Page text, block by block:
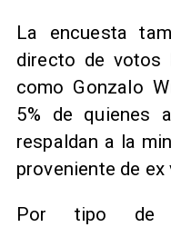
La encuesta
directo de votos
como Gonzalo
5% de quienes
respaldan a la
proveniente de
Por tipo de